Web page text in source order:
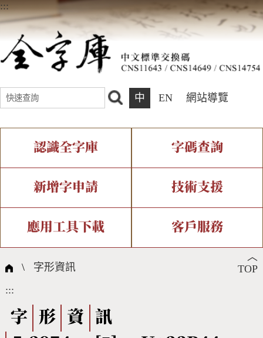
:::
中 EN 網站導覽
認識全字庫
全字庫介紹 全字庫現況
中文碼介紹 專有名詞介紹
國際字碼相關組織
字碼查詢
IDS查詢 部件查詢
複合查詢 注音查詢
筆畫查詢
筆順序查詢
新增字申請
新字申請處理流程
技術支援
字形即時顯示 造字解決方案
全字庫授權 轉碼Web Service
應用工具下載
個人電腦造字處理工具
字形下載
客戶服務
問題集
熱門查詢統計
︿
TOP
\ 字形資訊
:::
字 形 資
訊